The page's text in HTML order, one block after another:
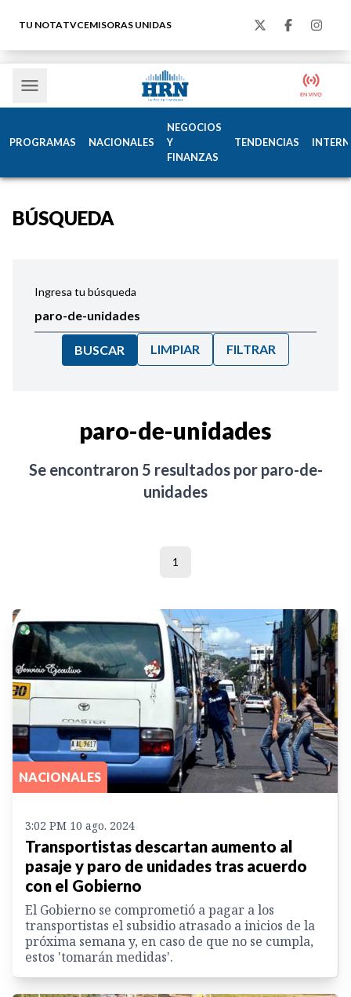
TU NOTATVCEMISORAS UNIDAS
PROGRAMAS NACIONALES
NEGOCIOS
Y
FINANZAS
TENDENCIAS
BÚSQUEDA
Ingresa tu búsqueda
BUSCAR LIMPIAR FILTRAR
paro-de-unidades
Se encontraron 5 resultados por paro-de-
unidades
1
NACIONALES
3:02 PM 10 ago. 2024
Transportistas descartan aumento al
pasaje y paro de unidades tras acuerdo
con el Gobierno
El Gobierno se comprometió a pagar a los
transportistas el subsidio atrasado a inicios de la
próxima semana y, en caso de que no se cumpla,
estos 'tomarán medidas'.